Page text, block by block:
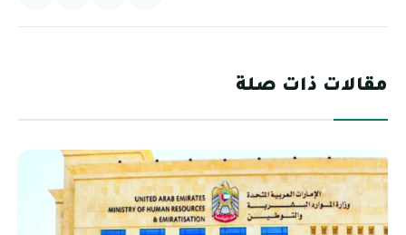
مقالات ذات صلة